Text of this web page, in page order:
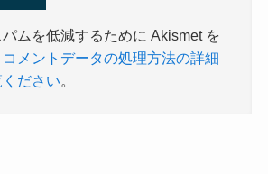
ムを低減するために Akismet を
コメントデータの処理方法の詳細
ださい。